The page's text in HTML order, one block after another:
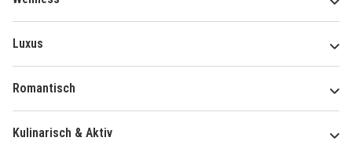
Luxus
Romantisch
Kulinarisch & Aktiv